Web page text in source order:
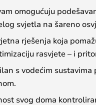
omogućuju
svjetla na šareno
rješenja koja
rasvjete – i
s vodećim
svog doma